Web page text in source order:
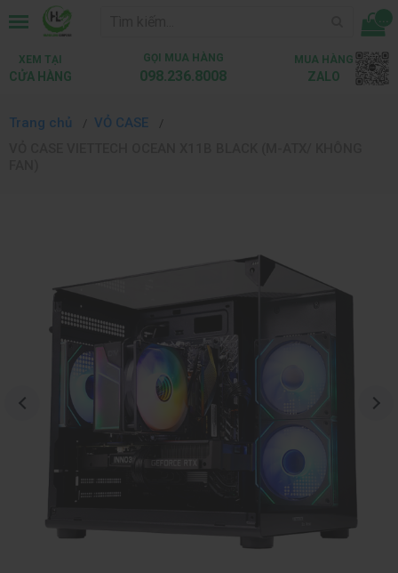
...
XEM TẠI
CỬA HÀNG
GỌI MUA HÀNG
098.236.8008
MUA HÀNG
ZALO
Trang chủ
VỎ CASE